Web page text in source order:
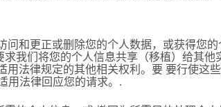
和更正或删除您的个人数据，或获得您
我们将您的个人信息共享（移植）给其
法律规定的其他相关权利。要 要行使这
用法律回应您的请求。.